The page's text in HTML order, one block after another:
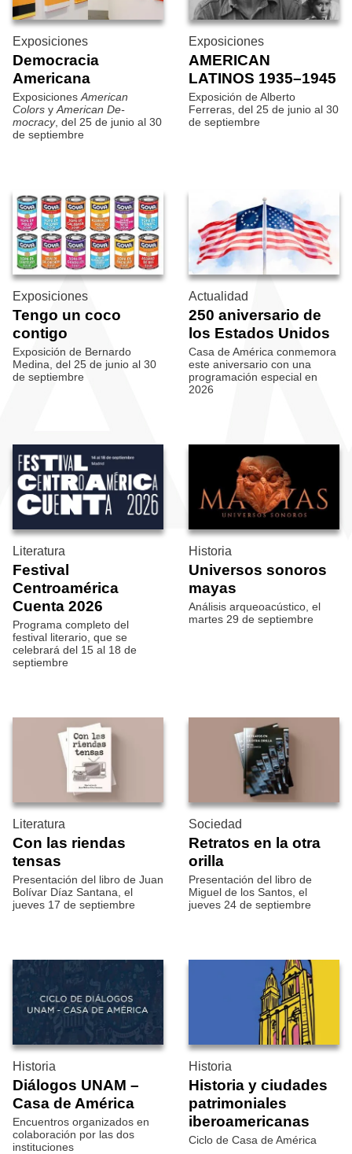
Exposiciones
Democracia
Americana
Exposiciones American
Colors y American De­
mocracy, del 25 de junio al 30
de septiembre
Exposiciones
AMERICAN
LATINOS 1935–1945
Exposición de Alberto
Ferreras, del 25 de junio al 30
de septiembre
Exposiciones
Tengo un coco
contigo
Exposición de Bernardo
Medina, del 25 de junio al 30
de septiembre
Actualidad
250 aniversario de
los Estados Unidos
Casa de América conmemora
este aniversario con una
programación especial en
2026
Literatura
Festival
Centroamérica
Cuenta 2026
Programa completo del
festival literario, que se
celebrará del 15 al 18 de
septiembre
Historia
Universos sonoros
mayas
Análisis arqueoacústico, el
martes 29 de septiembre
Literatura
Con las riendas
tensas
Presentación del libro de Juan
Bolívar Díaz Santana, el
jueves 17 de septiembre
Sociedad
Retratos en la otra
orilla
Presentación del libro de
Miguel de los Santos, el
jueves 24 de septiembre
Historia
Diálogos UNAM –
Casa de América
Encuentros organizados en
colaboración por las dos
instituciones
Historia
Historia y ciudades
patrimoniales
iberoamericanas
Ciclo de Casa de América